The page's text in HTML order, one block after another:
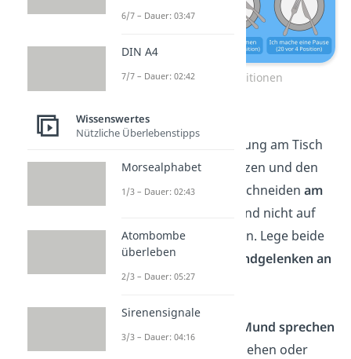
Besteckpositionen
Körperhaltung
Bei der Körperhaltung am Tisch
gilt:Gerade
hinsetzen und den
Ellenbogen
beim Schneidenam
und nicht auf
den Tisch abstützen. Lege beide
Hände mit den
Handgelenken an
der Tischkante
Nicht mit vollem Mund sprechen
Niemand möchte sehen oder
6/7 – Dauer: 03:47
DIN A4
7/7 – Dauer: 02:42
Wissenswertes
Nützliche Überlebenstipps
Morsealphabet
1/3 – Dauer: 02:43
Atombombe
überleben
2/3 – Dauer: 05:27
Sirenensignale
3/3 – Dauer: 04:16